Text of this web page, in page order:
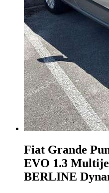
Fiat Grande
EVO 1.3
BERLINE